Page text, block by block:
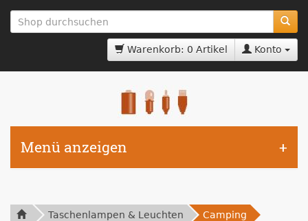
zum
Hauptinhalt
Warenkorb: 0 Artikel Konto
Menü anzeigen
Taschenlampen & Leuchten Camping